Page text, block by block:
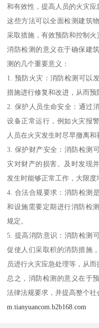
和有效性，提高人员的火灾应
这些方法可以全面检测建筑
采取措施，有效预防和控制火
消防检测的意义在于确保建
测的几个重要意义：
1. 预防火灾：消防检测可以
措施进行修复和改进，从而预
2. 保护人员生命安全：通过
设备正常运行，例如火灾报
人员在火灾发生时尽早撤离和
3. 保护财产安全：消防检测
灾对财产的损害。及时发现
发生时能够正常工作，大限度
4. 合法合规要求：消防检测
和设施需要定期进行消防检
规定。
5. 提高消防意识：消防检测
促使人们采取积的消防措施
员进行火灾应急处理等，从而
总之，消防检测的意义在于
法律法规要求，并提高整个社
m.tianyuancom.b2b168.com